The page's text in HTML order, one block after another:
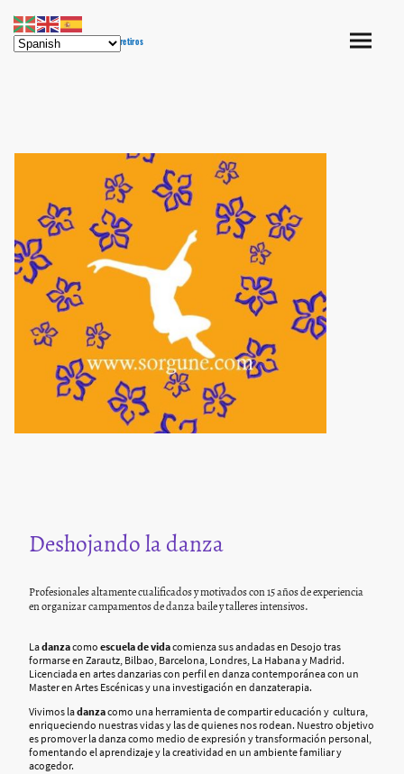
SORGUNE campamentos y retiros
Deshojando la danza
Profesionales altamente cualificados y motivados con 15 años de experiencia
en organizar campamentos de danza baile y talleres intensivos.
Ladanzacomo escuela de vidacomienza sus andadas en Desojo tras
formarse en Zarautz, Bilbao, Barcelona, Londres, La Habana y Madrid.
Licenciada en artes danzarias con perfil en danza contemporánea con un
Master en Artes Escénicas y una investigación en danzaterapia.
Vivimos ladanzacomo una herramienta de compartir educación y cultura,
enriqueciendo nuestras vidas y las de quienes nos rodean. Nuestro objetivo
es promover la danza como medio de expresión y transformación personal,
fomentando el aprendizaje y la creatividad en un ambiente familiar y
acogedor.